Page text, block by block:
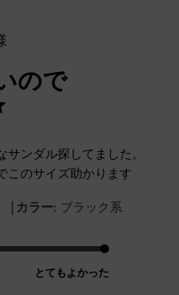
ので
ンダル探してました。
このサイズ助かります
| カラー: ブラック系
とてもよかった